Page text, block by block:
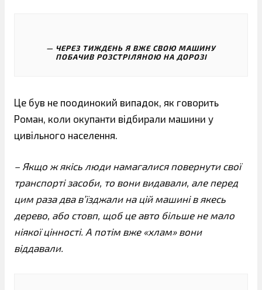
ЧЕРЕЗ ТИЖДЕНЬ Я ВЖЕ СВОЮ МАШИНУ
ПОБАЧИВ РОЗСТРІЛЯНОЮ НА ДОРОЗІ
Це був не поодинокий випадок, як говорить
Роман, коли окупанти відбирали машини у
цивільного населення.
– Якщо ж якісь люди намагалися повернути свої
транспорті засоби, то вони видавали, але перед
цим раза два в’їзджали на цій машині в якесь
дерево, або стовп, щоб це авто більше не мало
ніякої цінності. А потім вже «хлам» вони
віддавали.